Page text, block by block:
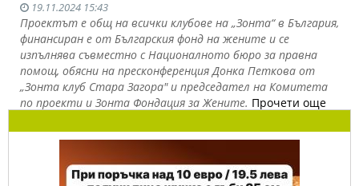
19.11.2024 15:43
Проектът е общ на всички клубове на „Зонта“ в България,
финансиран е от Българския фонд на жените и се
изпълнява съвместно с Националното бюро за правна
помощ, обясни на пресконференция Донка Петкова от
„Зонта клуб Стара Загора" и председател на Комитета
по проекти и Зонта Фондация за Жените. Прочети още